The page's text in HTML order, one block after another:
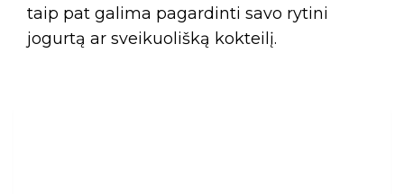
taip pat galima pagardinti savo rytini
jogurtą ar sveikuolišką kokteilį.